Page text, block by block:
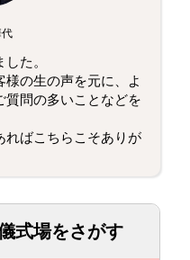
代
た。
様の生の声を元に、よ
質問の多いことなどを
ればこちらこそありが
式場をさがす